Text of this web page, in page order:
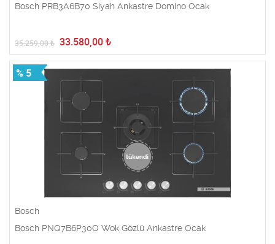
Bosch PRB3A6B70 Siyah Ankastre Domino Ocak
35.259,00₺ 33.580,00 ₺
% 5
Bosch
Bosch PNQ7B6P30O Wok Gözlü Ankastre Ocak